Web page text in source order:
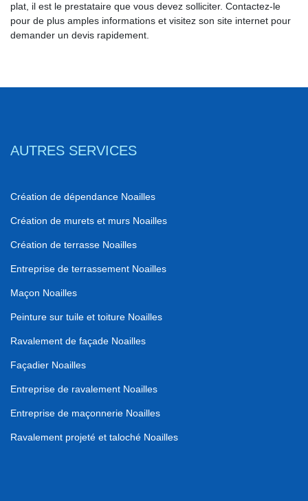
plat, il est le prestataire que vous devez solliciter. Contactez-le
pour de plus amples informations et visitez son site internet pour
demander un devis rapidement.
AUTRES SERVICES
Création de dépendance Noailles
Création de murets et murs Noailles
Création de terrasse Noailles
Entreprise de terrassement Noailles
Maçon Noailles
Peinture sur tuile et toiture Noailles
Ravalement de façade Noailles
Façadier Noailles
Entreprise de ravalement Noailles
Entreprise de maçonnerie Noailles
Ravalement projeté et taloché Noailles